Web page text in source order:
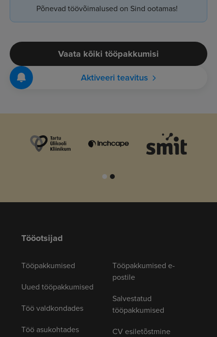
Põnevad töövõimalused on Sind ootamas!
Vaata kõiki tööpakkumisi
Aktiveeri teavitus
Tööotsijad
Tööpakkumised
Uued tööpakkumised
Töö valdkondades
Töö asukohtades
Tööpakkumised e-
postile
Salvestatud
tööpakkumised
CV esiletõstmine